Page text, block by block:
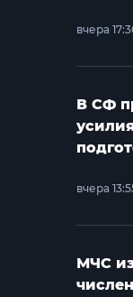
вчера
В СФ
вчера
МЧС